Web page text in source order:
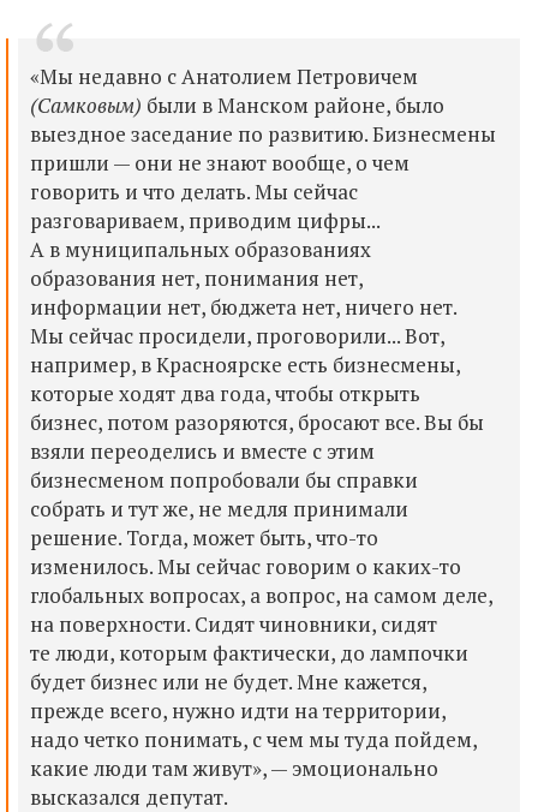
«Мы недавно с Анатолием Петровичем
(Самковым) были в Манском районе, было
выездное заседание по развитию. Бизнесмены
пришли — они не знают вообще, о чем
говорить и что делать. Мы сейчас
разговариваем, приводим цифры...
А в муниципальных образованиях
образования нет, понимания нет,
информации нет, бюджета нет, ничего нет.
Мы сейчас просидели, проговорили... Вот,
например, в Красноярске есть бизнесмены,
которые ходят два года, чтобы открыть
бизнес, потом разоряются, бросают все. Вы бы
взяли переоделись и вместе с этим
бизнесменом попробовали бы справки
собрать и тут же, не медля принимали
решение. Тогда, может быть, что-то
изменилось. Мы сейчас говорим о каких-то
глобальных вопросах, а вопрос, на самом деле,
на поверхности. Сидят чиновники, сидят
те люди, которым фактически, до лампочки
будет бизнес или не будет. Мне кажется,
прежде всего, нужно идти на территории,
надо четко понимать, с чем мы туда пойдем,
какие люди там живут», — эмоционально
высказался депутат.